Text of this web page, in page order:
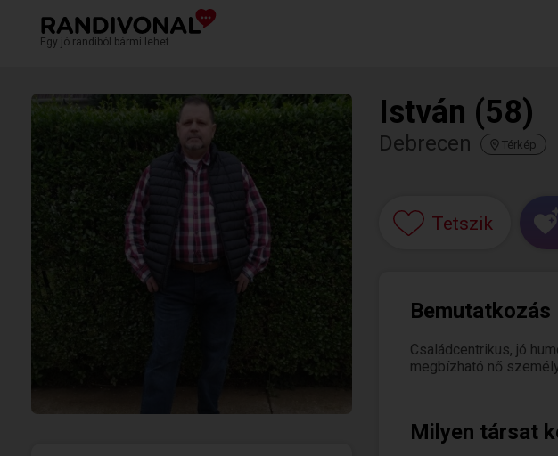
Egy jó randiból bármi lehet.
István (58)
Debrecen Térkép
Tetszik
Bemutatkozás
Családcentrikus, jó
megbízható nő
Milyen társat